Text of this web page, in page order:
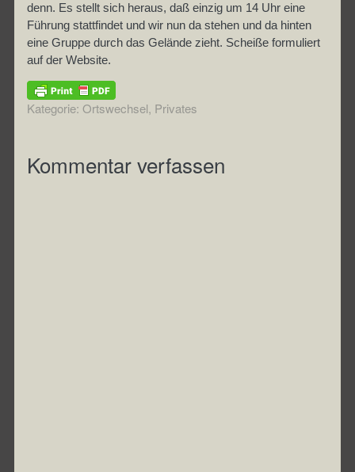
denn. Es stellt sich heraus, daß einzig um 14 Uhr eine
Führung stattfindet und wir nun da stehen und da hinten
eine Gruppe durch das Gelände zieht. Scheiße formuliert
auf der Website.
Kategorie:Ortswechsel, Privates
Kommentar verfassen